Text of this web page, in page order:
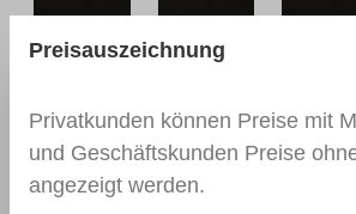
ap Nr. 25
Schwarzbraun
ap Nr. 33
Schwarzbraun
ap Nr. 89
Schwarzbraun
ap Nr. 04 Jet
Black
Preisauszeichnung
Privatkunden können Preise mit
und Geschäftskunden Preise
angezeigt werden.